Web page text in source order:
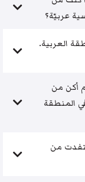
عربيّة؟
العربية.
أكن من
المنطقة
من